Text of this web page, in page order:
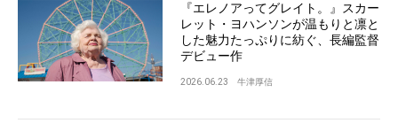
『エレノアってグレイト。』スカー
レット・ヨハンソンが温もりと凛と
した魅力たっぷりに紡ぐ、長編監督
デビュー作
2026.06.23 牛津厚信